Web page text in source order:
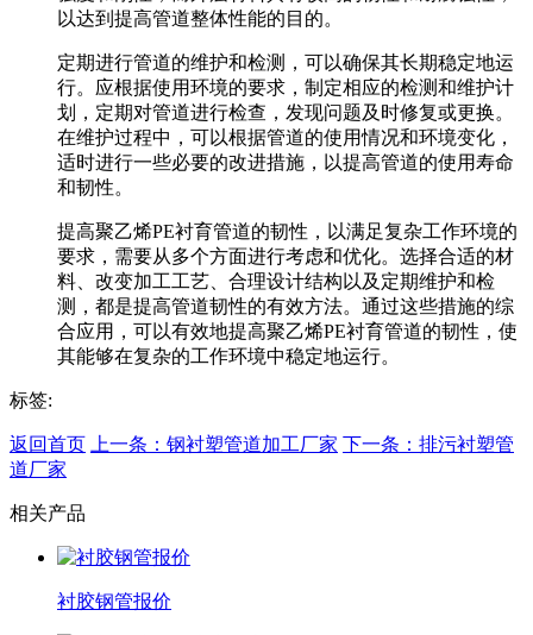
以达到提高管道整体性能的目的。
定期进行管道的维护和检测，可以确保其长期稳定地运
行。应根据使用环境的要求，制定相应的检测和维护计
划，定期对管道进行检查，发现问题及时修复或更换。
在维护过程中，可以根据管道的使用情况和环境变化，
适时进行一些必要的改进措施，以提高管道的使用寿命
和韧性。
提高聚乙烯PE衬育管道的韧性，以满足复杂工作环境的
要求，需要从多个方面进行考虑和优化。选择合适的材
料、改变加工工艺、合理设计结构以及定期维护和检
测，都是提高管道韧性的有效方法。通过这些措施的综
合应用，可以有效地提高聚乙烯PE衬育管道的韧性，使
其能够在复杂的工作环境中稳定地运行。
标签:
返回首页 上一条：钢衬塑管道加工厂家 下一条：排污衬塑管
道厂家
相关产品
衬胶钢管报价